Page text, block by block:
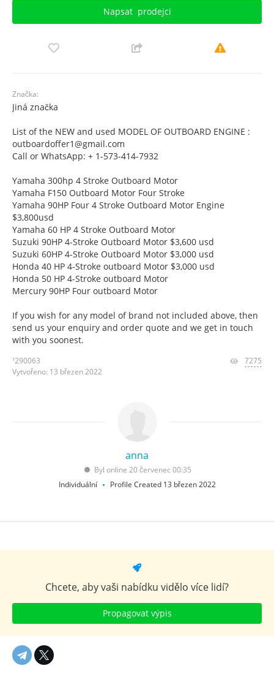
Napsat prodejci
Značka:
Jiná značka
List of the NEW and used MODEL OF OUTBOARD ENGINE :
outboardoffer1@gmail.com
Call or WhatsApp: + 1-573-414-7932
Yamaha 300hp 4 Stroke Outboard Motor
Yamaha F150 Outboard Motor Four Stroke
Yamaha 90HP Four 4 Stroke Outboard Motor Engine
$3,800usd
Yamaha 60 HP 4 Stroke Outboard Motor
Suzuki 90HP 4-Stroke Outboard Motor $3,600 usd
Suzuki 60HP 4-Stroke Outboard Motor $3,000 usd
Honda 40 HP 4-Stroke outboard Motor $3,000 usd
Honda 50 HP 4-Stroke outboard Motor
Mercury 90HP Four outboard Motor
If you wish for any model of brand not included above, then
send us your enquiry and order quote and we get in touch
with you soonest.
¹290063
Vytvořeno: 13 březen 2022
7275
anna
Byl online 20 červenec 00:35
Individuální
Profile Created 13 březen 2022
Chcete, aby vaši nabídku vidělo více lidí?
Propagovat výpis